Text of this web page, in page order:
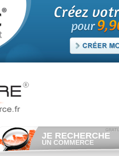
JE RECHERCHE
UN COMMERCE
Consulter gratuitementles